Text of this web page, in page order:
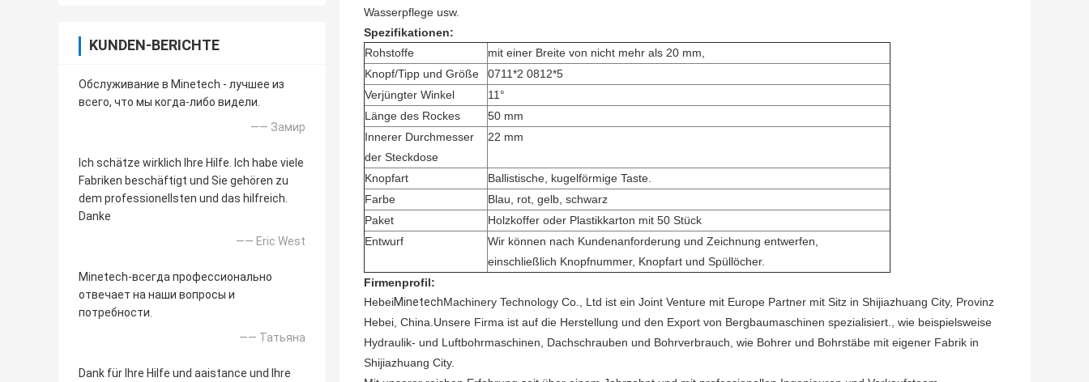
KUNDEN-BERICHTE
Обслуживание в Minetech - лучшее из
всего, что мы когда-либо видели.
—— Замир
Ich schätze wirklich Ihre Hilfe. Ich habe viele
Fabriken beschäftigt und Sie gehören zu
dem professionellsten und das hilfreich.
Danke
—— Eric West
Minetech-всегда профессионально
отвечает на наши вопросы и
потребности.
—— Татьяна
Dank für Ihre Hilfe und aaistance und Ihre
Wasserpflege usw.
Spezifikationen:
Rohstoffe
mit einer Breite von nicht mehr als 20 mm,
Knopf/Tipp und Größe
0711*2 0812*5
Verjüngter Winkel
11°
Länge des Rockes
50 mm
Innerer Durchmesser
der Steckdose
22 mm
Knopfart
Ballistische, kugelförmige Taste.
Farbe
Blau, rot, gelb, schwarz
Paket
Holzkoffer oder Plastikkarton mit 50 Stück
Entwurf
Wir können nach Kundenanforderung und Zeichnung entwerfen,
einschließlich Knopfnummer, Knopfart und Spüllöcher.
Firmenprofil:
HebeiMinetechMachinery Technology Co., Ltd ist ein Joint Venture mit Europe Partner mit Sitz in Shijiazhuang City, Provinz
Hebei, China.Unsere Firma ist auf die Herstellung und den Export von Bergbaumaschinen spezialisiert., wie beispielsweise
Hydraulik- und Luftbohrmaschinen, Dachschrauben und Bohrverbrauch, wie Bohrer und Bohrstäbe mit eigener Fabrik in
Shijiazhuang City.